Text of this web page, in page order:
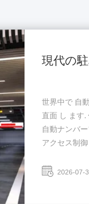
現代の
世界中で 自
直面 し ます
自動ナンバ
アクセス制
ショッピン
2026-07-